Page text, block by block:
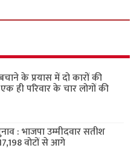
के प्रयास में दो कारों की
ही परिवार के चार लोगों की
: भाजपा उम्मीदवार सतीश
वोटों से आगे